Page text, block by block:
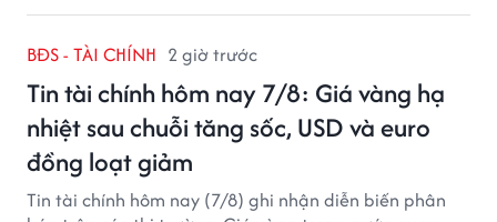
BĐS - TÀI CHÍNH 2 giờ trước
Tin tài chính hôm nay 7/8: Giá vàng hạ
nhiệt sau chuỗi tăng sốc, USD và euro
đồng loạt giảm
Tin tài chính hôm nay (7/8) ghi nhận diễn biến phân